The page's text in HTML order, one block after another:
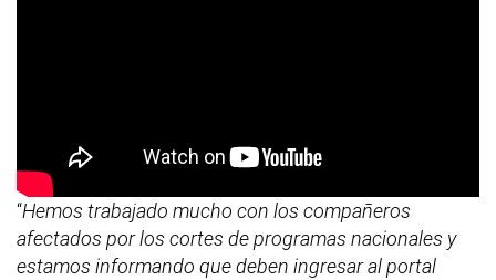
“Hemos trabajado mucho con los compañeros
afectados por los cortes de programas nacionales y
estamos informando que deben ingresar al portal